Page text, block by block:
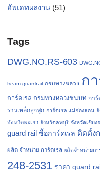
อัพเดทผลงาน (51)
Tags
DWG.NO.RS-603
beam guardrail กรมทางหลวง ก
การ์ดเรล กรมทางหลวงชนบท การ์
ราวเหล็กลูกฟูก การ์ดเรล แม่ฮ่องสอน
จังหวัดพะเยา จังหวัดลพบุรี จังหวัดเชียง
guard rail ซื้อการ์ดเรล ติดตั้ง
ผลิต จำหน่าย การ์ดเรล ผลิตจำหน่ายกา
248-2531 ราคา guard